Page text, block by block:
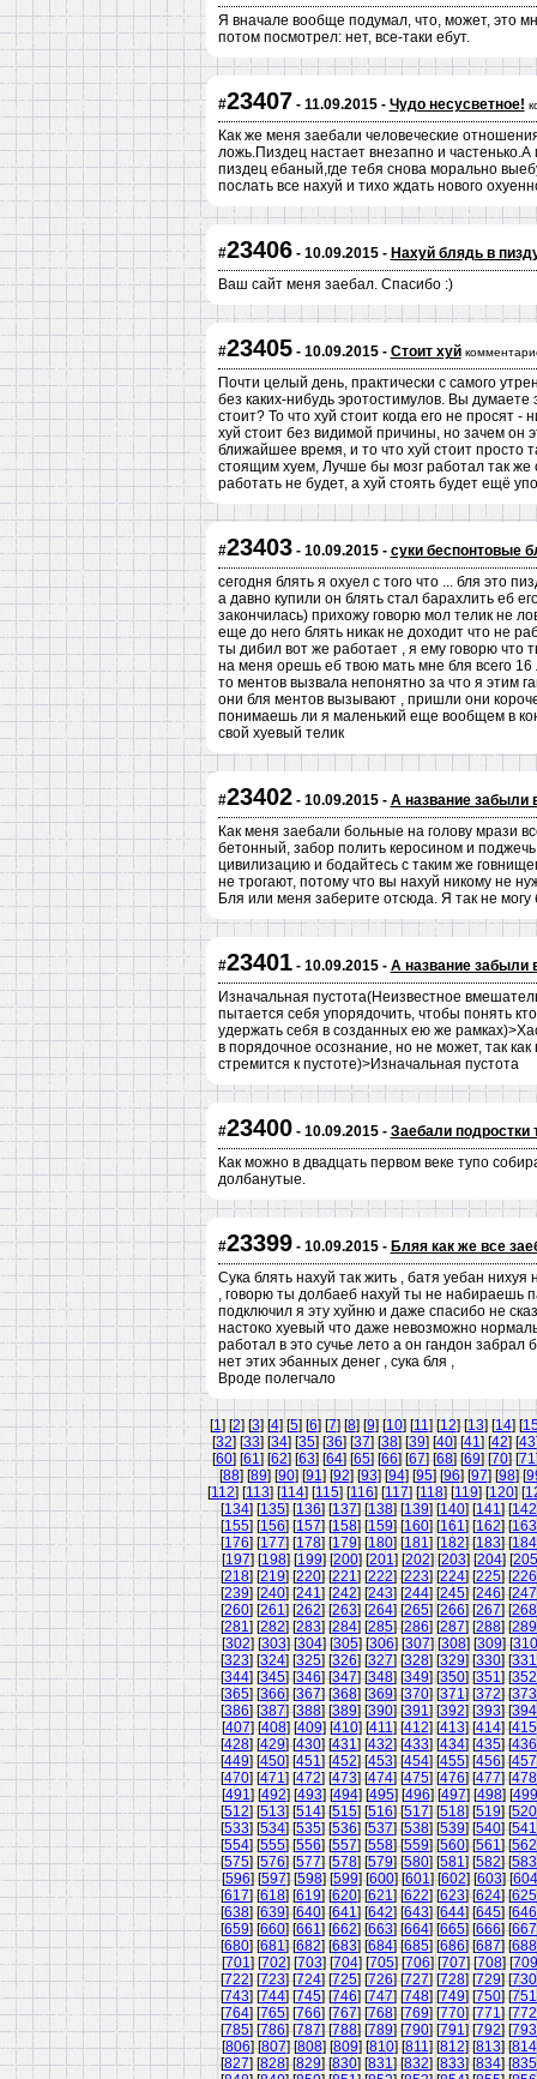
Я вначале вообще подумал, что, может, это
потом посмотрел: нет, все-таки ебут.
#23407 - 11.09.2015 - Чудо несусветное!
Как же меня заебали человеческие
ложь.Пиздец настает внезапно и
пиздец ебаный,где тебя снова морально
послать все нахуй и тихо ждать нового
#23406- 10.09.2015 - Нахуй блядь в
Ваш сайт меня заебал. Спасибо :)
#23405- 10.09.2015 - Стоит хуй
Почти целый день, практически с самого
без каких-нибудь эротостимулов. Вы
стоит? То что хуй стоит когда его не просят
хуй стоит без видимой причины, но зачем он
ближайшее время, и то что хуй стоит просто
стоящим хуем, Лучше бы мозг работал так же
работать не будет, а хуй стоять будет ещё
#23403- 10.09.2015 - суки беспонтовые
сегодня блять я охуел с того что ... бля это
а давно купили он блять стал барахлить еб
закончилась) прихожу говорю мол телик не
еще до него блять никак не доходит что не
ты дибил вот же работает , я ему говорю что
на меня орешь еб твою мать мне бля всего
то ментов вызвала непонятно за что я этим
они бля ментов вызывают , пришли они
понимаешь ли я маленький еще вообщем в
свой хуевый телик
#23402- 10.09.2015 - А название забыли
Как меня заебали больные на голову мрази
бетонный, забор полить керосином и
цивилизацию и бодайтесь с таким же
не трогают, потому что вы нахуй никому не
Бля или меня заберите отсюда. Я так не
#23401- 10.09.2015 - А название забыли
Изначальная пустота(Неизвестное
пытается себя упорядочить, чтобы понять
удержать себя в созданных ею же
в порядочное осознание, но не может, так
стремится к пустоте)>Изначальная пустота
#23400- 10.09.2015 - Заебали подростки
Как можно в двадцать первом веке тупо
долбанутые.
#23399- 10.09.2015 - Бляя как же все
Сука блять нахуй так жить , батя уебан
, говорю ты долбаеб нахуй ты не набираешь
подключил я эту хуйню и даже спасибо не
настоко хуевый что даже невозможно
работал в это сучье лето а он гандон забрал
нет этих эбанных денег , сука бля ,
Вроде полегчало
[1] [2] [3] [4] [5] [6] [7] [8] [9] [10] [11] [12] [13] [14] [
[32] [33] [34] [35] [36] [37] [38] [39] [40] [41] [42] [43
[60] [61] [62] [63] [64] [65] [66] [67] [68] [69] [70] [71
[88] [89] [90] [91] [92] [93] [94] [95] [96] [97] [98] [
[112] [113] [114] [115] [116] [117] [118] [119] [120] [
[134] [135] [136] [137] [138] [139] [140] [141] [142
[155] [156] [157] [158] [159] [160] [161] [162] [163
[176] [177] [178] [179] [180] [181] [182] [183] [184
[197] [198] [199] [200] [201] [202] [203] [204] [205
[218] [219] [220] [221] [222] [223] [224] [225] [226
[239] [240] [241] [242] [243] [244] [245] [246] [247
[260] [261] [262] [263] [264] [265] [266] [267] [268
[281] [282] [283] [284] [285] [286] [287] [288] [289
[302] [303] [304] [305] [306] [307] [308] [309] [310
[323] [324] [325] [326] [327] [328] [329] [330] [331
[344] [345] [346] [347] [348] [349] [350] [351] [352
[365] [366] [367] [368] [369] [370] [371] [372] [373
[386] [387] [388] [389] [390] [391] [392] [393] [394
[407] [408] [409] [410] [411] [412] [413] [414] [415
[428] [429] [430] [431] [432] [433] [434] [435] [436
[449] [450] [451] [452] [453] [454] [455] [456] [457
[470] [471] [472] [473] [474] [475] [476] [477] [478
[491] [492] [493] [494] [495] [496] [497] [498] [499
[512] [513] [514] [515] [516] [517] [518] [519] [520
[533] [534] [535] [536] [537] [538] [539] [540] [541
[554] [555] [556] [557] [558] [559] [560] [561] [562
[575] [576] [577] [578] [579] [580] [581] [582] [583
[596] [597] [598] [599] [600] [601] [602] [603] [604
[617] [618] [619] [620] [621] [622] [623] [624] [625
[638] [639] [640] [641] [642] [643] [644] [645] [646
[659] [660] [661] [662] [663] [664] [665] [666] [667
[680] [681] [682] [683] [684] [685] [686] [687] [688
[701] [702] [703] [704] [705] [706] [707] [708] [709
[722] [723] [724] [725] [726] [727] [728] [729] [730
[743] [744] [745] [746] [747] [748] [749] [750] [751
[764] [765] [766] [767] [768] [769] [770] [771] [772
[785] [786] [787] [788] [789] [790] [791] [792] [793
[806] [807] [808] [809] [810] [811] [812] [813] [814
[827] [828] [829] [830] [831] [832] [833] [834] [835